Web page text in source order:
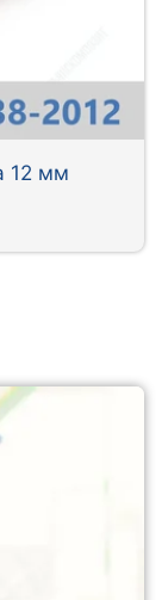
12 мм